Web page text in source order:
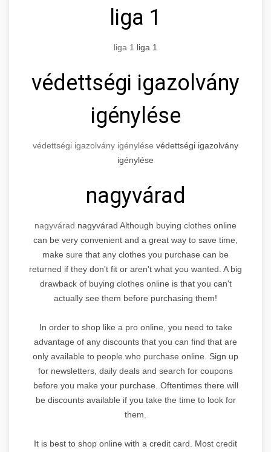
liga 1
liga 1 liga 1
védettségi igazolvány
igénylése
védettségi igazolvány igénylése védettségi igazolvány
igénylése
nagyvárad
nagyvárad nagyvárad Although buying clothes online
can be very convenient and a great way to save time,
make sure that any clothes you purchase can be
returned if they don't fit or aren't what you wanted. A big
drawback of buying clothes online is that you can't
actually see them before purchasing them!
In order to shop like a pro online, you need to take
advantage of any discounts that you can find that are
only available to people who purchase online. Sign up
for newsletters, daily deals and search for coupons
before you make your purchase. Oftentimes there will
be discounts available if you take the time to look for
them.
It is best to shop online with a credit card. Most credit